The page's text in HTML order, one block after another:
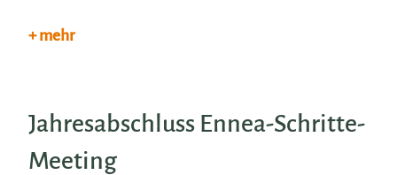
+ mehr
Jahresabschluss Ennea-Schritte-
Meeting